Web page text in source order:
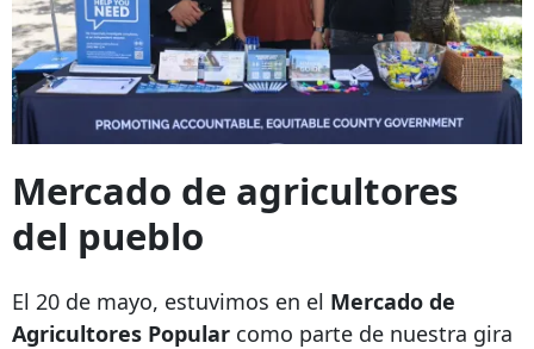
Mercado de agricultores
del pueblo
El 20 de mayo, estuvimos en el Mercado de
Agricultores Popular como parte de nuestra gira